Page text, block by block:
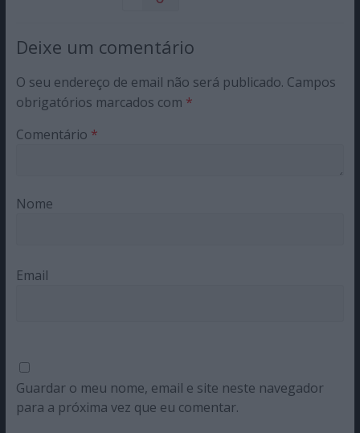
Deixe um comentário
O seu endereço de email não será publicado. Campos
obrigatórios marcados com *
Comentário *
Nome
Email
Guardar o meu nome, email e site neste navegador
para a próxima vez que eu comentar.